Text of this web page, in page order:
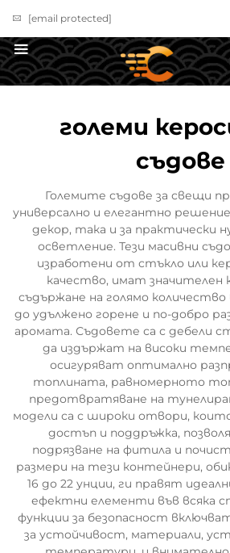
[email protected]
големи
съдове
Големите съдове за свещи
универсално и елегантно
декор, така и за практически
осветление. Тези масивни
изработени от стъкло или
качество, имат значителен
съдържане на голямо
до удължено горене и по-добро
аромата. Съдовете са с дебели
да издържат на високи
осигуряват оптимално
топлината, равномерното
предотвратяване на
модели са с широки отвори,
достъп и поддръжка,
подрязване на фитила и
размери на тези контейнери,
16 до 22 унции, ги правят
ефектни елементи във всяка
функции за безопасност
за устойчивост, материали,